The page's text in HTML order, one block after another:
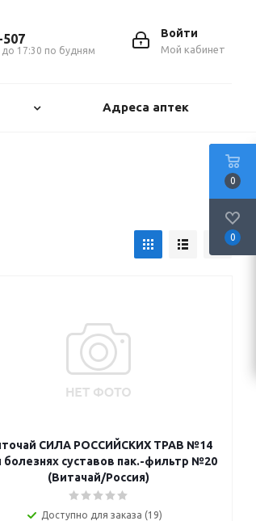
Войти
Мой кабинет
507
до 17:30 по будням
Адреса аптек
СИЛА РОССИЙСКИХ ТРАВ №14
болезнях суставов пак.-фильтр №20
(Витачай/Россия)
Доступно для заказа (19)
0
0